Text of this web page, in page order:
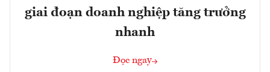
giai đoạn doanh nghiệp tăng trưởng
nhanh
Đọc ngay